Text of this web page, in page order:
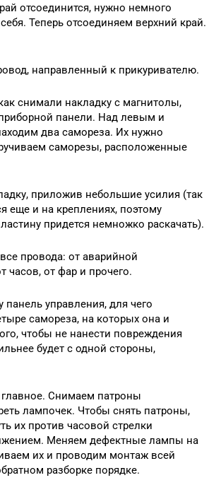
отсоединится, нужно немного
Теперь отсоединяем верхний край.
направленный к прикуривателю.
снимали накладку с магнитолы,
панели. Над левым и
два самореза. Их нужно
саморезы, расположенные
приложив небольшие усилия (так
еще и на креплениях, поэтому
придется немножко раскачать).
провода: от аварийной
часов, от фар и прочего.
управления, для чего
самореза, на которых она и
чтобы не нанести повреждения
будет с одной стороны,
Снимаем патроны
лампочек. Чтобы снять патроны,
их против часовой стрелки
Меняем дефектные лампы на
их и проводим монтаж всей
разборке порядке.